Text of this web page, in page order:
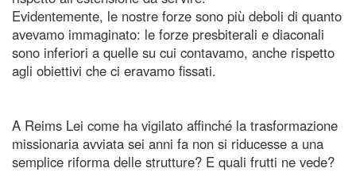
Evidentemente, le nostre forze sono più deboli di quanto
avevamo immaginato: le forze presbiterali e diaconali
sono inferiori a quelle su cui contavamo, anche rispetto
agli obiettivi che ci eravamo fissati.
A Reims Lei come ha vigilato affinché la trasformazione
missionaria avviata sei anni fa non si riducesse a una
semplice riforma delle strutture? E quali frutti ne vede?